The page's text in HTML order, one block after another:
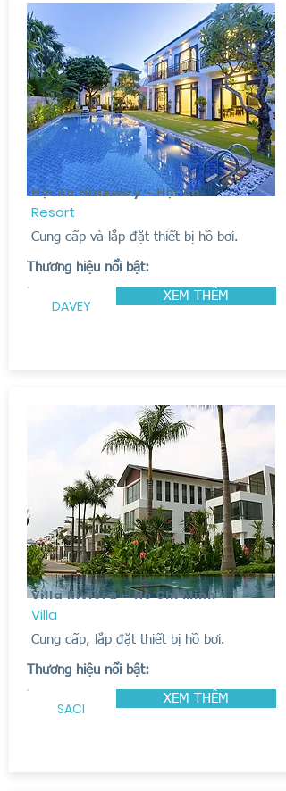
Hội An Hideway - Hội An
Resort
Cung cấp và lắp đặt thiết bị hồ bơi.
Thương hiệu nổi bật:
DAVEY
XEM THÊM
Villa Riviera - Hồ Chí Minh
Villa
Cung cấp, lắp đặt thiết bị hồ bơi.
Thương hiệu nổi bật:
SACI
XEM THÊM